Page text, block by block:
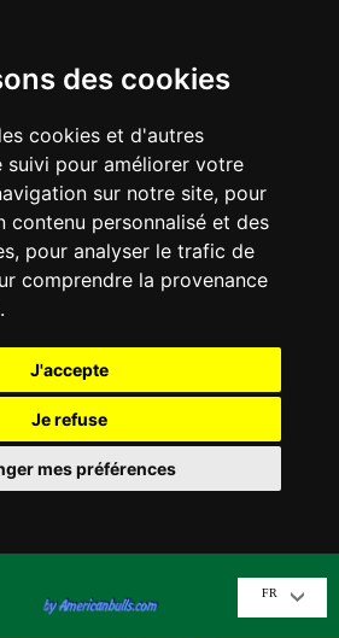
des cookies
cookies et d'autres
suivi pour améliorer votre
sur notre site, pour
contenu personnalisé et des
pour analyser le trafic de
comprendre la provenance
J'accepte
Je refuse
mes préférences
FR